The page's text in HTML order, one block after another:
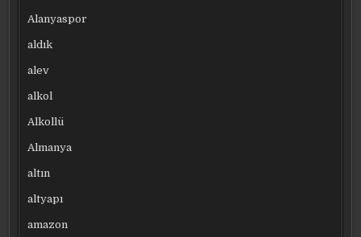
Alanyaspor
aldık
alev
alkol
Alkollü
Almanya
altın
altyapı
amazon